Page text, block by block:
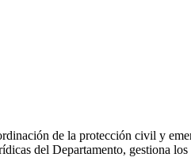
de la protección civil y
del Departamento, gestiona